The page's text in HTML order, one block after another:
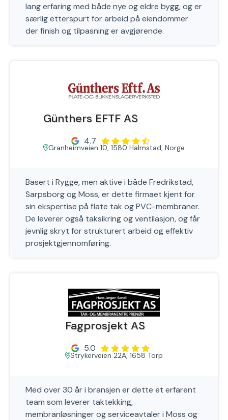
lang erfaring med både nye og eldre bygg, og er
særlig etterspurt for arbeid på eiendommer
der finish og tilpasning er avgjørende.
Günthers EFTF AS
4.7
Granheimveien 10, 1580 Halmstad, Norge
Basert i Rygge, men aktive i både Fredrikstad,
Sarpsborg og Moss, er dette firmaet kjent for
sin ekspertise på flate tak og PVC-membraner.
De leverer også taksikring og ventilasjon, og får
jevnlig skryt for strukturert arbeid og effektiv
prosjektgjennomføring.
Fagprosjekt AS
5.0
Strykerveien 22A, 1658 Torp
Med over 30 år i bransjen er dette et erfarent
team som leverer taktekking,
membranløsninger og serviceavtaler i Moss og